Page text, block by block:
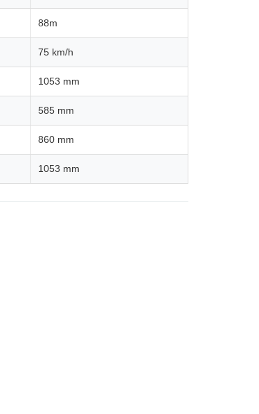
88m
75 km/h
1053 mm
585 mm
860 mm
1053 mm